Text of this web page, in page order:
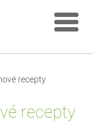
recepty
recepty